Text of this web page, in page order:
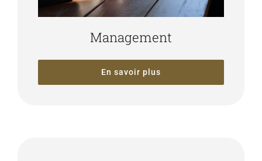
Management
En savoir plus